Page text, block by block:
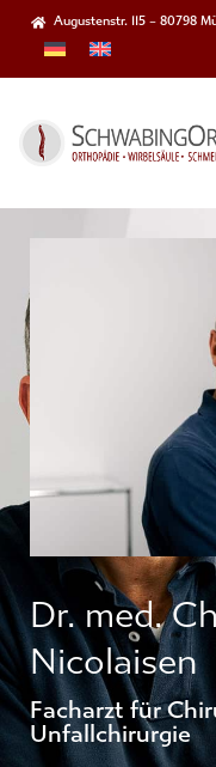
Augustenstr. 115 – 80798
Dr. med.
Nicolaisen
Facharzt für
Unfallchirurgie